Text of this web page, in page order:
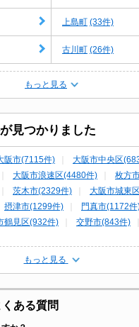
上島町 (33件)
古川町 (26件)
もっと見る
見つかりました
阪市(7115件) 大阪市中央区
大阪市浪速区(4480件) 枚方
茨木市(2329件) 大阪市城東
摂津市(1299件) 門真市(1172件
鶴見区(932件) 交野市(843件)
もっと見る
ある質問